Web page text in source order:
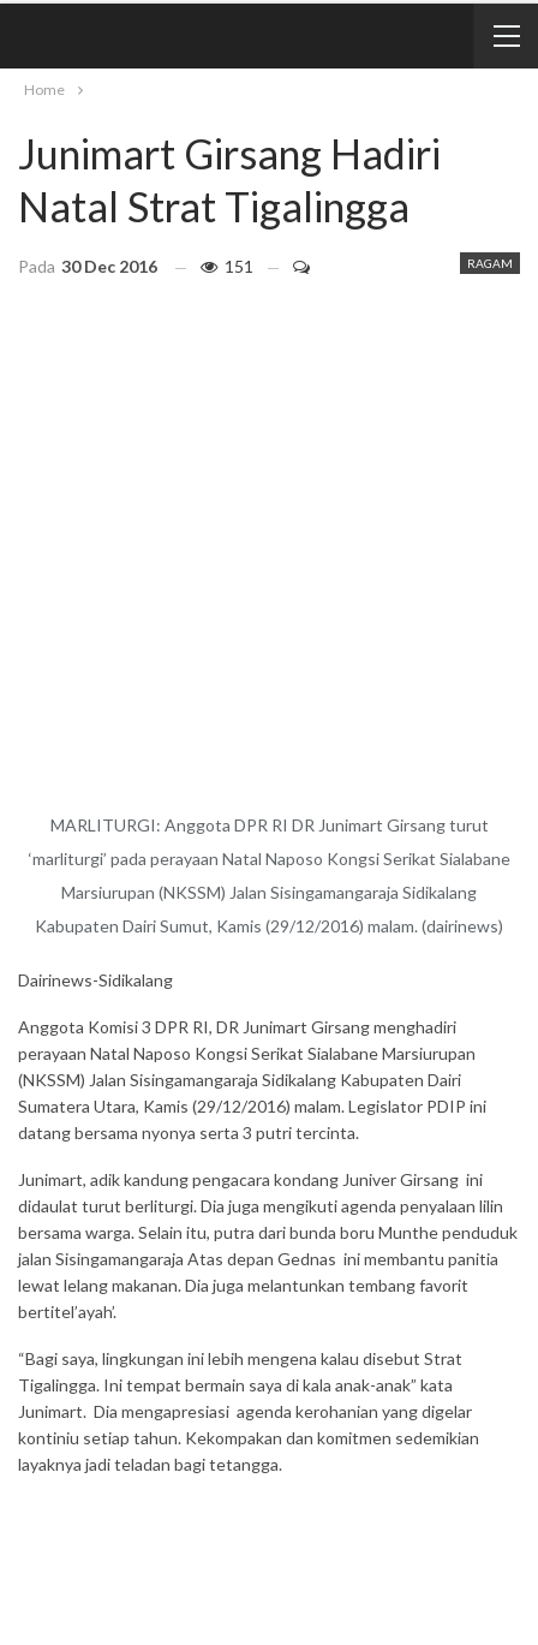
Home
Junimart Girsang Hadiri
Natal Strat Tigalingga
RAGAM
Pada 30 Dec 2016 151
MARLITURGI: Anggota DPR RI DR Junimart Girsang turut
‘marliturgi’ pada perayaan Natal Naposo Kongsi Serikat Sialabane
Marsiurupan (NKSSM) Jalan Sisingamangaraja Sidikalang
Kabupaten Dairi Sumut, Kamis (29/12/2016) malam. (dairinews)
Dairinews-Sidikalang
Anggota Komisi 3 DPR RI, DR Junimart Girsang menghadiri
perayaan Natal Naposo Kongsi Serikat Sialabane Marsiurupan
(NKSSM) Jalan Sisingamangaraja Sidikalang Kabupaten Dairi
Sumatera Utara, Kamis (29/12/2016) malam. Legislator PDIP ini
datang bersama nyonya serta 3 putri tercinta.
Junimart, adik kandung pengacara kondang Juniver Girsang ini
didaulat turut berliturgi. Dia juga mengikuti agenda penyalaan lilin
bersama warga. Selain itu, putra dari bunda boru Munthe penduduk
jalan Sisingamangaraja Atas depan Gednas ini membantu panitia
lewat lelang makanan. Dia juga melantunkan tembang favorit
bertitel’ayah’.
“Bagi saya, lingkungan ini lebih mengena kalau disebut Strat
Tigalingga. Ini tempat bermain saya di kala anak-anak” kata
Junimart. Dia mengapresiasi agenda kerohanian yang digelar
kontiniu setiap tahun. Kekompakan dan komitmen sedemikian
layaknya jadi teladan bagi tetangga.